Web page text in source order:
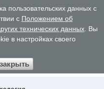
пользовательских данных с
с Положением об
технических данных. Вы
в настройках своего